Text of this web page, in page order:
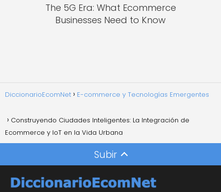
The 5G Era: What Ecommerce
Businesses Need to Know
DiccionarioEcomNet E-commerce y Tecnologías Emergentes
Construyendo Ciudades Inteligentes: La Integración de
Ecommerce y IoT en la Vida Urbana
Subir